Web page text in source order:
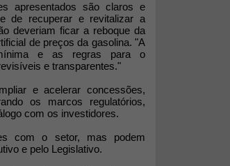
apresentados são claros e
de recuperar e revitalizar a
deveriam ficar a reboque da
de preços da gasolina. "A
e as regras para o
e transparentes."
e acelerar concessões,
os marcos regulatórios,
com os investidores.
com o setor, mas podem
e pelo Legislativo.